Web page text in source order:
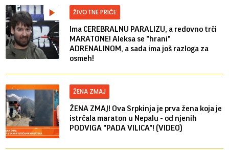
ŽIVOTNE PRIČE
Ima CEREBRALNU PARALIZU, a redovno trči
MARATONE! Aleksa se "hrani"
ADRENALINOM, a sada ima još razloga za
osmeh!
ŽENA ZMAJ
ŽENA ZMAJ! Ova Srpkinja je prva žena koja je
istrčala maraton u Nepalu - od njenih
PODVIGA "PADA VILICA"! (VIDEO)